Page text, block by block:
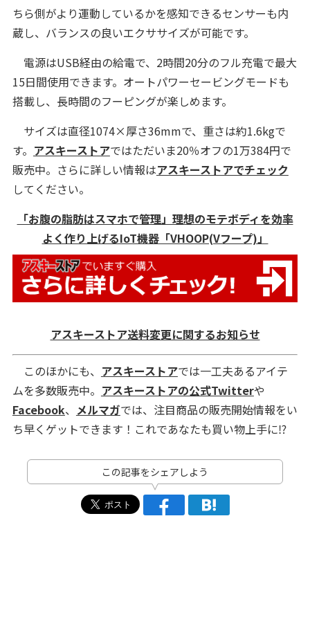
ちら側がより運動しているかを感知できるセンサーも内
蔵し、バランスの良いエクササイズが可能です。
電源はUSB経由の給電で、2時間20分のフル充電で最大
15日間使用できます。オートパワーセービングモードも
搭載し、長時間のフーピングが楽しめます。
サイズは直径1074×厚さ36mmで、重さは約1.6kgで
す。 アスキーストアではただいま20％オフの1万384円で
販売中。さらに詳しい情報はアスキーストアでチェック
してください。
「お腹の脂肪はスマホで管理」理想のモテボディを効率
よく作り上げるIoT機器「VHOOP(Vフープ)」
アスキーストア送料変更に関するお知らせ
このほかにも、 アスキーストアでは一工夫あるアイテ
ムを多数販売中。 アスキーストアの公式Twitterや
Facebook、 メルマガでは、注目商品の販売開始情報をい
ち早くゲットできます！これであなたも買い物上手に⁉
この記事をシェアしよう